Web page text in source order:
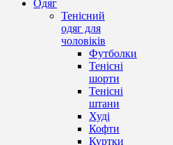
Одяг
Тенісний
одяг для
чоловіків
Футболки
Тенісні
шорти
Тенісні
штани
Худі
Кофти
Куртки